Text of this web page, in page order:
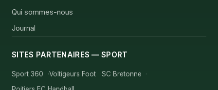
Qui sommes-nous
Journal
SITES PARTENAIRES — SPORT
Sport 360 Voltigeurs Foot
SC Bretonne